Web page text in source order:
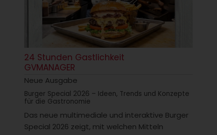
24 Stunden Gastlichkeit
GVMANAGER
Neue Ausgabe
Burger Special 2026 – Ideen, Trends und Konzepte
für die Gastronomie
Das neue multimediale und interaktive Burger
Special 2026 zeigt, mit welchen Mitteln